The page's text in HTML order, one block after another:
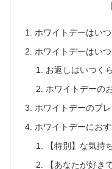
ホワイトデーはいつ
ホワイトデーはい
お返しはいつく
ホワイトデーの
ホワイトデーのプ
ホワイトデーにお
【特別】な気持
【あなたが好き